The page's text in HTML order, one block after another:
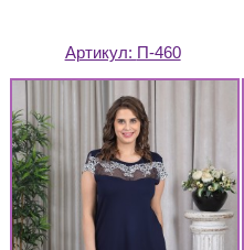
Артикул: П-460